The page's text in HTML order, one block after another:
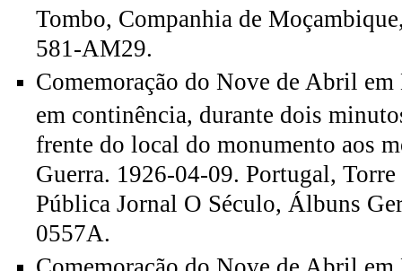
Tombo, Companhia de
581-AM29.
Comemoração do Nove de Abril
em continência, durante dois
frente do local do monumento aos
Guerra. 1926-04-09. Portugal,
Pública Jornal O Século, Álbuns
0557A.